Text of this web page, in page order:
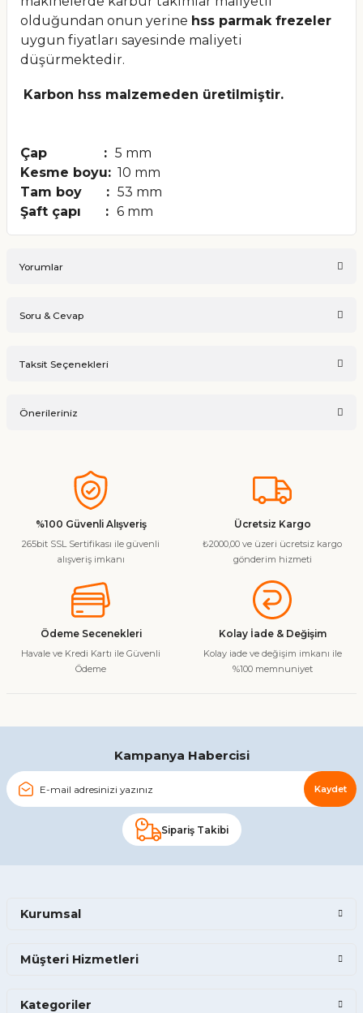
olduğundan onun yerine hss parmak frezeler
uygun fiyatları sayesinde maliyeti
düşürmektedir.
Karbon hss malzemeden üretilmiştir.
Çap : 5 mm
Kesme boyu: 10 mm
Tam boy : 53 mm
Şaft çapı : 6 mm
Yorumlar
Soru & Cevap
Taksit Seçenekleri
Önerileriniz
konularda yetersiz gördüğünüz noktaları öneri formunu
kullanarak tarafımıza iletebilirsiniz.
Görüş ve önerileriniz için teşekkür ederiz.
Ürün resmi kalitesiz, bozuk veya görüntülenemiyor.
Ürün bilgilerinde hatalar bulunuyor.
Ürün fiyatı diğer sitelerden daha pahalı.
Gönder
%100 Güvenli Alışveriş
265bit SSL Sertifikası ile güvenli
alışveriş imkanı
Ücretsiz Kargo
₺2000,00 ve üzeri ücretsiz kargo
gönderim hizmeti
Ödeme Secenekleri
Havale ve Kredi Kartı ile Güvenli
Ödeme
Kolay İade & Değişim
Kolay iade ve değişim imkanı ile
%100 memnuniyet
Kampanya Habercisi
Kaydet
Sipariş Takibi
Kurumsal
Müşteri Hizmetleri
Kategoriler